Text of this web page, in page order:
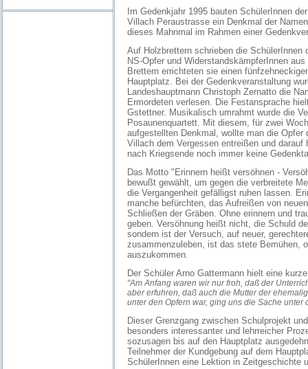
Im Gedenkjahr 1995 bauten SchülerInnen
Villach Peraustrasse ein Denkmal der
dieses Mahnmal im Rahmen einer
Auf Holzbrettern schrieben die SchülerInnen
NS-Opfer und WiderstandskämpferInnen
Brettern errichteten sie einen
Hauptplatz. Bei der Gedenkveranstaltung
Landeshauptmann Christoph Zernatto die
Ermordeten verlesen. Die Festansprache
Gstettner. Musikalisch umrahmt wurde die
Posaunenquartett. Mit diesem, für zwei
aufgestellten Denkmal, wollte man die Opfer
Villach dem Vergessen entreißen und darauf
nach Kriegsende noch immer keine
Das Motto "Erinnern heißt versöhnen -
bewußt gewählt, um gegen die verbreitete
die Vergangenheit gefälligst ruhen lassen.
manche befürchten, das Aufreißen von
Schließen der Gräben. Ohne erinnern und
geben. Versöhnung heißt nicht, die Schuld
sondern ist der Versuch, auf neuer,
zusammenzuleben, ist das stete Bemühen,
auszukommen.
Der Schüler Arno Gattermann hielt eine
"Am Anfang waren wir nur froh, daß der
aber erfuhren, daß auch die Mutter der
unter den Opfern war, ging uns die Sache unter
Dieser Grenzgang zwischen Schulprojekt
besonders interessanter und lehrreicher
sozusagen bis auf den Hauptplatz
Teilnehmer der Kundgebung auf dem
SchülerInnen eine Lektion in Zeitgeschichte